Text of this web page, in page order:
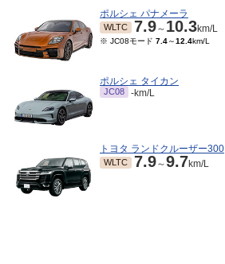
ポルシェ パナメーラ
WLTC 7.9～ 10.3km/L
※ JC08モード 7.4～12.4km/L
ポルシェ タイカン
JC08 -km/L
トヨタ ランドクルーザー300
WLTC 7.9～9.7km/L